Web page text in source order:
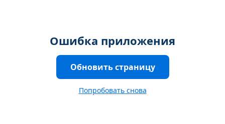
Ошибка приложения
Обновить страницу
Попробовать снова